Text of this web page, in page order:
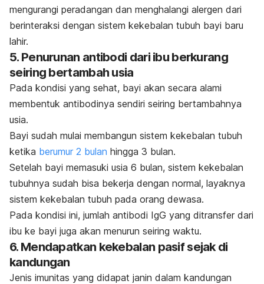
mengurangi peradangan dan menghalangi alergen dari
berinteraksi dengan sistem kekebalan tubuh bayi baru
lahir.
5. Penurunan antibodi dari ibu berkurang
seiring bertambah usia
Pada kondisi yang sehat, bayi akan secara alami
membentuk antibodinya sendiri seiring bertambahnya
usia.
Bayi sudah mulai membangun sistem kekebalan tubuh
ketika berumur 2 bulan hingga 3 bulan.
Setelah bayi memasuki usia 6 bulan, sistem kekebalan
tubuhnya sudah bisa bekerja dengan normal, layaknya
sistem kekebalan tubuh pada orang dewasa.
Pada kondisi ini, jumlah antibodi IgG yang ditransfer dari
ibu ke bayi juga akan menurun seiring waktu.
6. Mendapatkan kekebalan pasif sejak di
kandungan
Jenis imunitas yang didapat janin dalam kandungan